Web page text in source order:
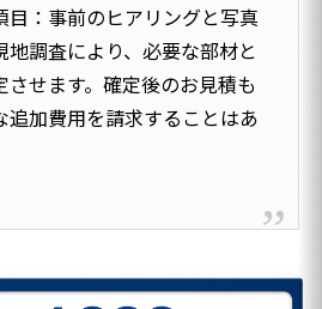
目：事前のヒアリングと写真
地調査により、必要な部材と
させます。確定後のお見積も
追加費用を請求することはあ